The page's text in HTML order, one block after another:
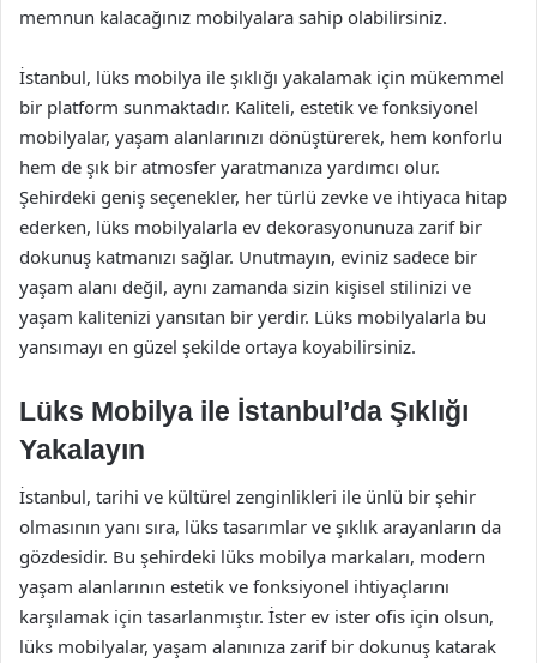
memnun kalacağınız mobilyalara sahip olabilirsiniz.
İstanbul, lüks mobilya ile şıklığı yakalamak için mükemmel
bir platform sunmaktadır. Kaliteli, estetik ve fonksiyonel
mobilyalar, yaşam alanlarınızı dönüştürerek, hem konforlu
hem de şık bir atmosfer yaratmanıza yardımcı olur.
Şehirdeki geniş seçenekler, her türlü zevke ve ihtiyaca hitap
ederken, lüks mobilyalarla ev dekorasyonunuza zarif bir
dokunuş katmanızı sağlar. Unutmayın, eviniz sadece bir
yaşam alanı değil, aynı zamanda sizin kişisel stilinizi ve
yaşam kalitenizi yansıtan bir yerdir. Lüks mobilyalarla bu
yansımayı en güzel şekilde ortaya koyabilirsiniz.
Lüks Mobilya ile İstanbul’da Şıklığı
Yakalayın
İstanbul, tarihi ve kültürel zenginlikleri ile ünlü bir şehir
olmasının yanı sıra, lüks tasarımlar ve şıklık arayanların da
gözdesidir. Bu şehirdeki lüks mobilya markaları, modern
yaşam alanlarının estetik ve fonksiyonel ihtiyaçlarını
karşılamak için tasarlanmıştır. İster ev ister ofis için olsun,
lüks mobilyalar, yaşam alanınıza zarif bir dokunuş katarak